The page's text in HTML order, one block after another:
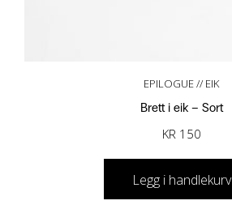
EPILOGUE // EIK
Brett i eik – Sort
KR150
Legg i handlekurv